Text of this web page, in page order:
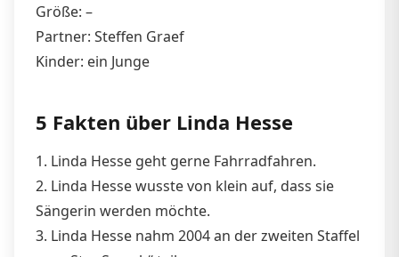
Größe: –
Partner: Steffen Graef
Kinder: ein Junge
5 Fakten über Linda Hesse
1. Linda Hesse geht gerne Fahrradfahren.
2. Linda Hesse wusste von klein auf, dass sie
Sängerin werden möchte.
3. Linda Hesse nahm 2004 an der zweiten Staffel